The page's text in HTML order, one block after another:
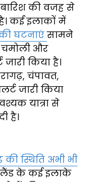
बारिश की वजह से
कई इलाकों में
घटनाएं सामने
चमोली और
किया है।
चंपावत,
जारी किया
यात्रा से
है।
की स्थिति अभी भी
के कई इलाके